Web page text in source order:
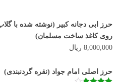
حرز ابی دجانه کبیر (نوشته شده با
روی کاغذ ساخت مسلمان)
8,000,000 ریال
حرز اصلی امام جواد (نقره گردنبندی)